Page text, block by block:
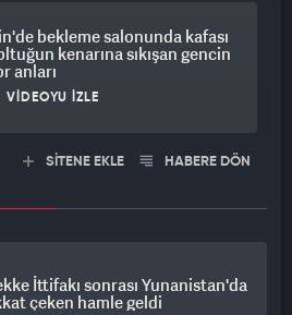
bekleme salonunda kafası
kenarına sıkışan gencin
anları
VIDEOYU İZLE
SİTENE EKLE HABERE DÖN
İttifakı sonrası Yunanistan'da
çeken hamle geldi